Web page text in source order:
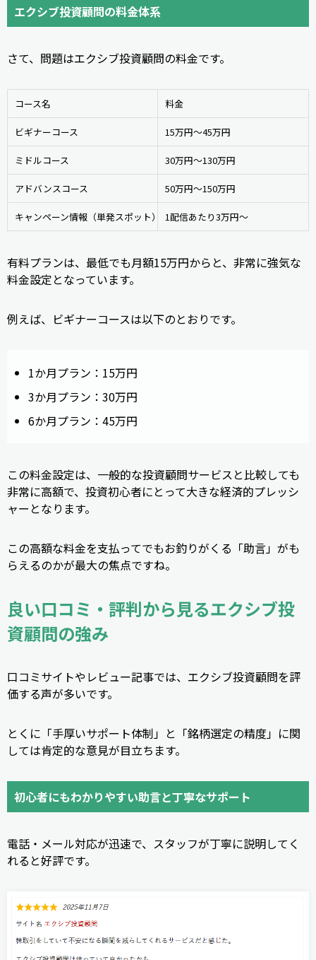
エクシブ投資顧問の料金体系
さて、問題はエクシブ投資顧問の料金です。
コース名 料金
ビギナーコース 15万円～45万円
ミドルコース 30万円～130万円
アドバンスコース 50万円～150万円
キャンペーン情報（単発スポット） 1配信あたり3万円～
有料プランは、最低でも月額15万円からと、非常に強気な
料金設定となっています。
例えば、ビギナーコースは以下のとおりです。
1か月プラン：15万円
3か月プラン：30万円
6か月プラン：45万円
この料金設定は、一般的な投資顧問サービスと比較しても
非常に高額で、投資初心者にとって大きな経済的プレッシ
ャーとなります。
この高額な料金を支払ってでもお釣りがくる「助言」がも
らえるのかが最大の焦点ですね。
良い口コミ・評判から見るエクシブ投
資顧問の強み
口コミサイトやレビュー記事では、エクシブ投資顧問を評
価する声が多いです。
とくに「手厚いサポート体制」と「銘柄選定の精度」に関
しては肯定的な意見が目立ちます。
初心者にもわかりやすい助言と丁寧なサポート
電話・メール対応が迅速で、スタッフが丁寧に説明してく
れると好評です。